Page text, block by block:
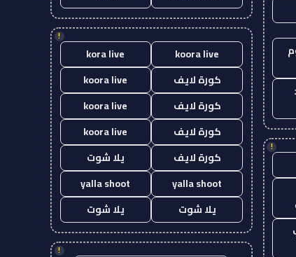
!
!
koora live
kora live
كورة لايف
koora live
كورة لايف
koora live
كورة لايف
koora live
كورة لايف
يلا شوت
yalla shoot
yalla shoot
يلا شوت
يلا شوت
!